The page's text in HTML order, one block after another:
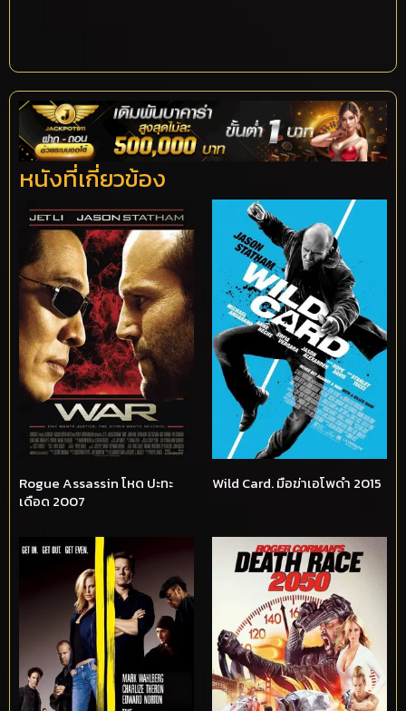
หนังที่เกี่ยวข้อง
Rogue Assassin โหด ปะทะ
เดือด 2007
Wild Card. มือฆ่าเอโพดำ 2015